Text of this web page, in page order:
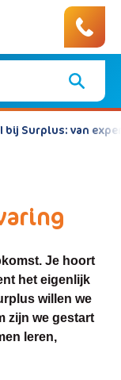
bij Surplus: van
Je hoort
het eigenlijk
willen we
zijn we gestart
leren,